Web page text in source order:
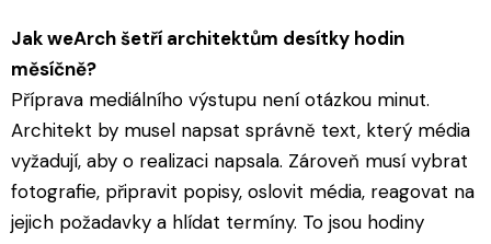
Jak weArch šetří architektům desítky hodin
měsíčně?
Příprava mediálního výstupu není otázkou minut.
Architekt by musel napsat správně text, který média
vyžadují, aby o realizaci napsala. Zároveň musí vybrat
fotografie, připravit popisy, oslovit média, reagovat na
jejich požadavky a hlídat termíny. To jsou hodiny